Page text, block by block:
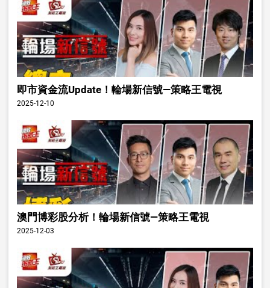
即市資金流Update！輪場新信號—策略王電視
2025-12-10
澳門博彩股分析！輪場新信號—策略王電視
2025-12-03